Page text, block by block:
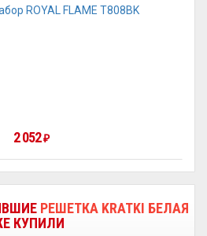
2 052 ₽
РЕШЕТКА KRATKI БЕЛАЯ
КУПИЛИ